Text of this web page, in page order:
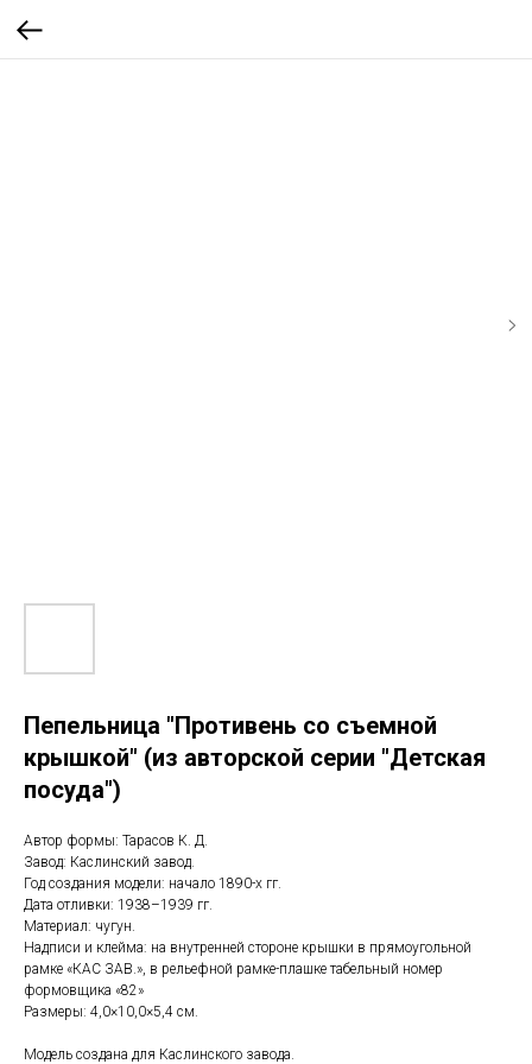
Пепельница "Противень со съемной
крышкой" (из авторской серии "Детская
посуда")
Автор формы: Тарасов К. Д.
Завод: Каслинский завод.
Год создания модели: начало 1890-х гг.
Дата отливки: 1938–1939 гг.
Материал: чугун.
Надписи и клейма: на внутренней стороне крышки в прямоугольной
рамке «КАС ЗАВ.», в рельефной рамке-плашке табельный номер
формовщика «82»
Размеры: 4,0×10,0×5,4 см.
Модель создана для Каслинского завода.